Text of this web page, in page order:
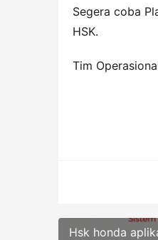
Segera coba
HSK.
Tim
Hsk honda